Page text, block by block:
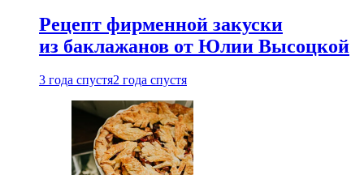
Рецепт фирменной закуски
из баклажанов от Юлии Высоцкой
3 года спустя2 года спустя